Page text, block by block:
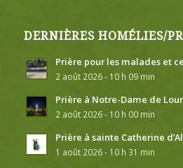
DERNIÈRES HOMÉLIES/
Prière pour les malades et
2 août 2026 - 10 h 09 min
Prière à Notre-Dame de
2 août 2026 - 10 h 00 min
Prière à sainte Catherine
1 août 2026 - 10 h 31 min